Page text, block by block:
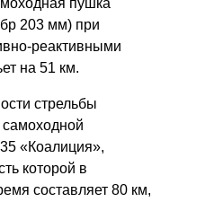
203 мм) при
реактивными
на 51 км.
стрельбы
«Коалиция»,
которой в
составляет 80 км,